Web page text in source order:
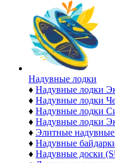
Надувные лодки
♦ Надувные лодки
♦ Надувные лодки
♦ Надувные лодки
♦ Надувные лодки
♦ Элитные
♦ Надувные
♦ Надувные доски